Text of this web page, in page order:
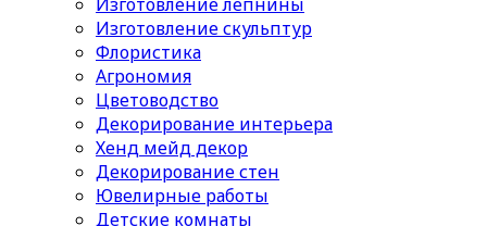
Изготовление скульптур
Флористика
Агрономия
Цветоводство
Декорирование интерьера
Хенд мейд декор
Декорирование стен
Ювелирные работы
Детские комнаты